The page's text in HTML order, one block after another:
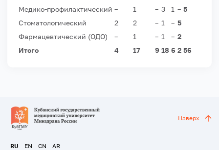
Медико-профилактический – 1 – 3 1 – 5
Стоматологический
2 2 – 1 – 5
Фармацевтический (ОДО)
– 1 – 1 – 2
Итого
4 17 9 18 6 2 56
RU EN CN AR
Наверх